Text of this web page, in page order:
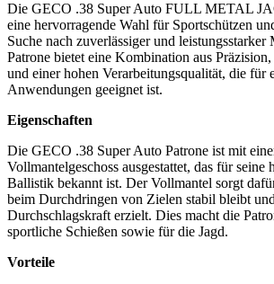
Die GECO .38 Super Auto FULL METAL
eine hervorragende Wahl für Sportschützen
Suche nach zuverlässiger und
Patrone bietet eine Kombination aus
und einer hohen Verarbeitungsqualität, die für
Anwendungen geeignet ist.
Eigenschaften
Die GECO .38 Super Auto Patrone ist mit
Vollmantelgeschoss ausgestattet, das für seine
Ballistik bekannt ist. Der Vollmantel sorgt
beim Durchdringen von Zielen stabil bleibt
Durchschlagskraft erzielt. Dies macht die
sportliche Schießen sowie für die Jagd.
Vorteile